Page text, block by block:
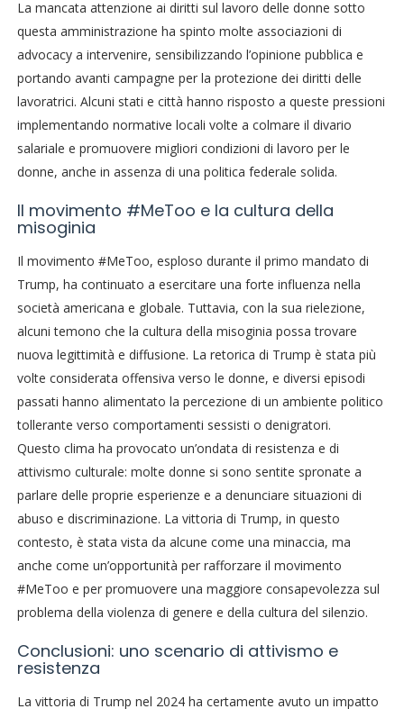
La mancata attenzione ai diritti sul lavoro delle donne sotto
questa amministrazione ha spinto molte associazioni di
advocacy a intervenire, sensibilizzando l’opinione pubblica e
portando avanti campagne per la protezione dei diritti delle
lavoratrici. Alcuni stati e città hanno risposto a queste pressioni
implementando normative locali volte a colmare il divario
salariale e promuovere migliori condizioni di lavoro per le
donne, anche in assenza di una politica federale solida.
Il movimento #MeToo e la cultura della
misoginia
Il movimento #MeToo, esploso durante il primo mandato di
Trump, ha continuato a esercitare una forte influenza nella
società americana e globale. Tuttavia, con la sua rielezione,
alcuni temono che la cultura della misoginia possa trovare
nuova legittimità e diffusione. La retorica di Trump è stata più
volte considerata offensiva verso le donne, e diversi episodi
passati hanno alimentato la percezione di un ambiente politico
tollerante verso comportamenti sessisti o denigratori.
Questo clima ha provocato un’ondata di resistenza e di
attivismo culturale: molte donne si sono sentite spronate a
parlare delle proprie esperienze e a denunciare situazioni di
abuso e discriminazione. La vittoria di Trump, in questo
contesto, è stata vista da alcune come una minaccia, ma
anche come un’opportunità per rafforzare il movimento
#MeToo e per promuovere una maggiore consapevolezza sul
problema della violenza di genere e della cultura del silenzio.
Conclusioni: uno scenario di attivismo e
resistenza
La vittoria di Trump nel 2024 ha certamente avuto un impatto